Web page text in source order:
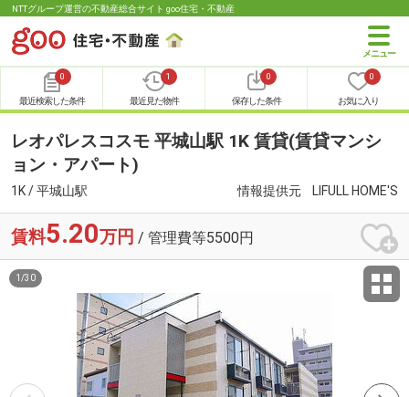
NTTグループ運営の不動産総合サイト goo住宅・不動産
0
最近検索した条件
1
最近見た物件
0
保存した条件
0
お気に入り
レオパレスコスモ 平城山駅 1K 賃貸(賃貸マンシ
ョン・アパート)
1K / 平城山駅 情報提供元 LIFULL HOME'S
賃料5.20万円 / 管理費等5500円
1 /30